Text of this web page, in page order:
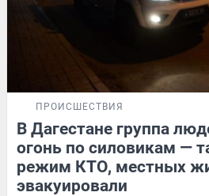
ПРОИСШЕСТВИЯ
В Дагестане группа
огонь по силовикам —
режим КТО, местных
эвакуировали